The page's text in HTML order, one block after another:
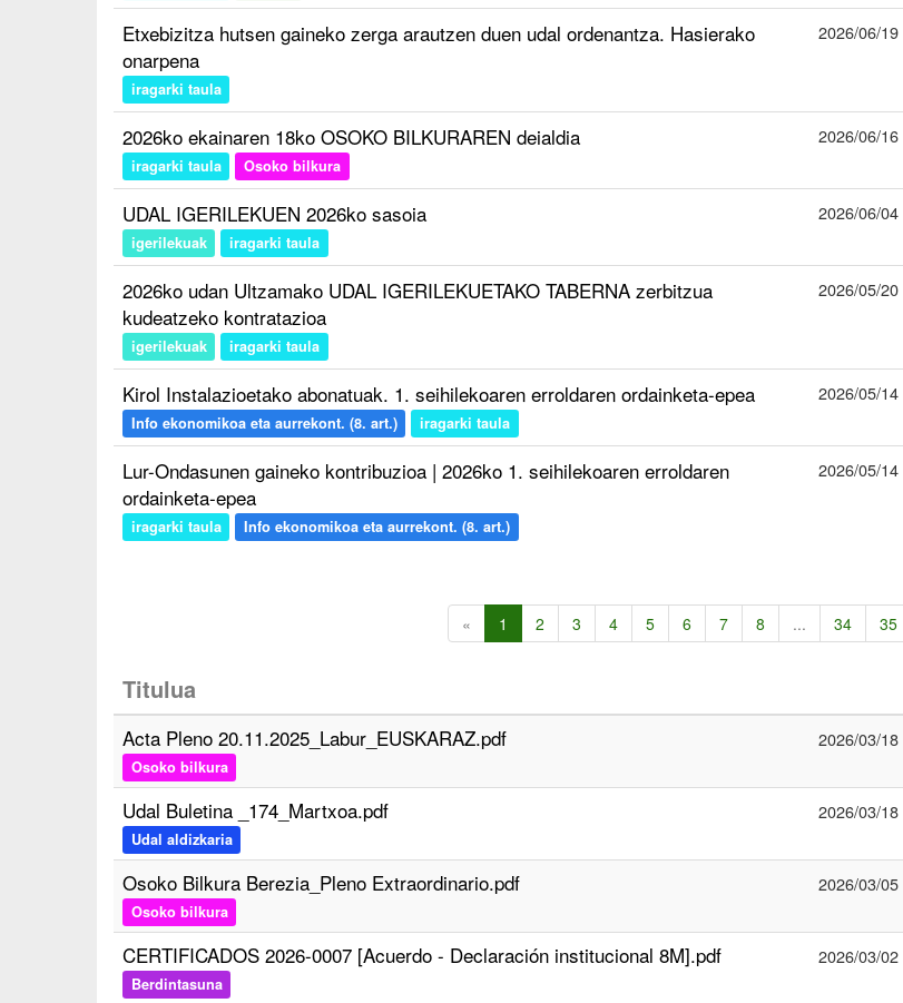
Etxebizitza hutsen gaineko zerga arautzen duen udal ordenantza. Hasierako
onarpena
iragarki taula
2026/06/19
2026ko ekainaren 18ko OSOKO BILKURAREN deialdia
iragarki taula Osoko bilkura
2026/06/16
UDAL IGERILEKUEN 2026ko sasoia
igerilekuak iragarki taula
2026/06/04
2026ko udan Ultzamako UDAL IGERILEKUETAKO TABERNA zerbitzua
kudeatzeko kontratazioa
igerilekuak iragarki taula
2026/05/20
Kirol Instalazioetako abonatuak. 1. seihilekoaren erroldaren ordainketa-epea
Info ekonomikoa eta aurrekont. (8. art.) iragarki taula
2026/05/14
Lur-Ondasunen gaineko kontribuzioa | 2026ko 1. seihilekoaren erroldaren
ordainketa-epea
iragarki taula Info ekonomikoa eta aurrekont. (8. art.)
2026/05/14
« 1 2 3 4 5 6 7 8 ... 34 35
Titulua
Acta Pleno 20.11.2025_Labur_EUSKARAZ.pdf
Osoko bilkura
2026/03/18
Udal Buletina _174_Martxoa.pdf
Udal aldizkaria
2026/03/18
Osoko Bilkura Berezia_Pleno Extraordinario.pdf
Osoko bilkura
2026/03/05
CERTIFICADOS 2026-0007 [Acuerdo - Declaración institucional 8M].pdf
Berdintasuna
2026/03/02